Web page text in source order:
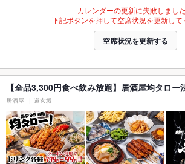
カレンダーの更新に失敗しました
下記ボタンを押して空席状況を更新して
空席状況を更新する
【全品3,300円食べ飲み放題】居酒屋均タロー
居酒屋 道玄坂